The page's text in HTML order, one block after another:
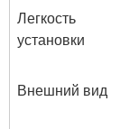
Легкость
установки
Внешний вид